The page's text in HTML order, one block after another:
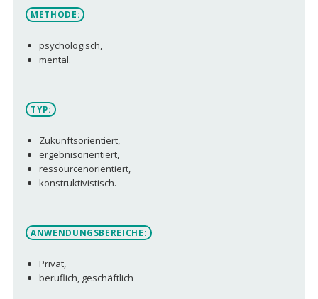
METHODE:
psychologisch,
mental.
TYP:
Zukunftsorientiert,
ergebnisorientiert,
ressourcenorientiert,
konstruktivistisch.
ANWENDUNGSBEREICHE:
Privat,
beruflich, geschäftlich